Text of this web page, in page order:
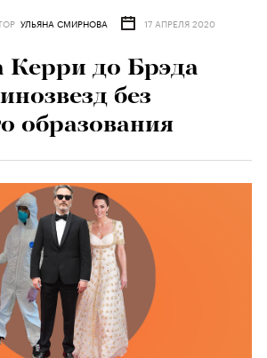
УЛЬЯНА СМИРНОВА 17 АПРЕЛЯ 2020
до Брэда
без
образования